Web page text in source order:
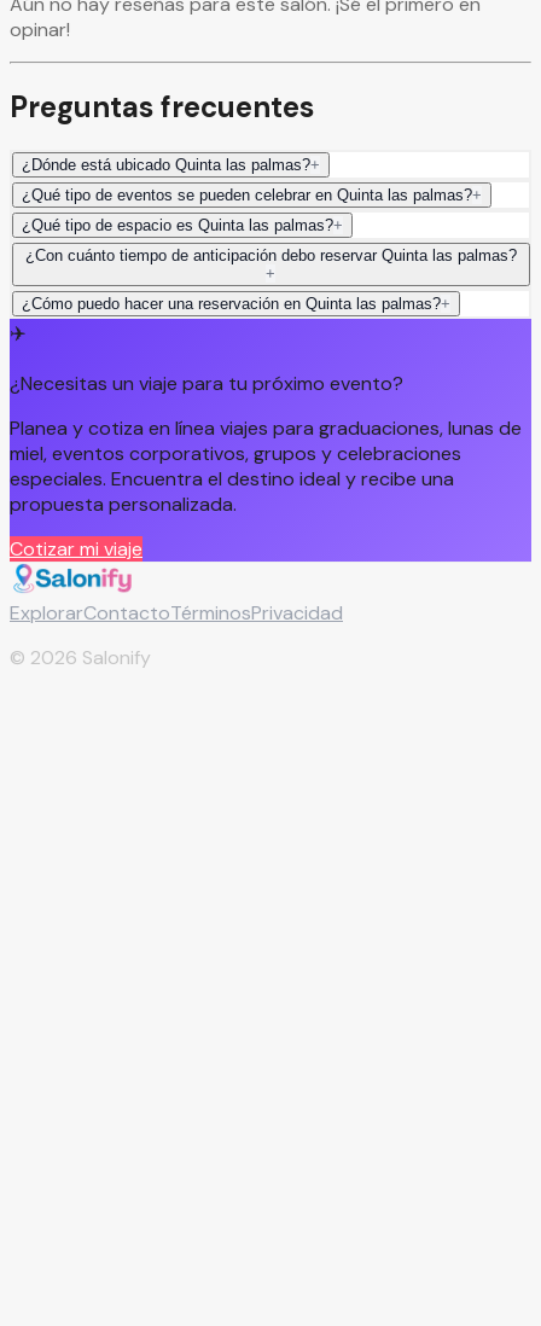
opinar!
Preguntas frecuentes
¿Dónde está ubicado Quinta las palmas?+
¿Qué tipo de eventos se pueden celebrar en Quinta las palmas?+
¿Qué tipo de espacio es Quinta las palmas?+
¿Con cuánto tiempo de anticipación debo reservar Quinta las palmas?
+
¿Cómo puedo hacer una reservación en Quinta las palmas?+
✈️
¿Necesitas un viaje para tu próximo evento?
Planea y cotiza en línea viajes para graduaciones, lunas de
miel, eventos corporativos, grupos y celebraciones
especiales. Encuentra el destino ideal y recibe una
propuesta personalizada.
Cotizar mi viaje
ExplorarContactoTérminosPrivacidad
© 2026 Salonify